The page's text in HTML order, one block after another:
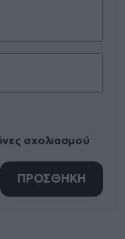
σχολιασμού
ΠΡΟΣΘΗΚΗ